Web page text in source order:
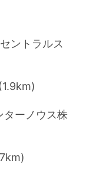
ントラルス
ターノウス株